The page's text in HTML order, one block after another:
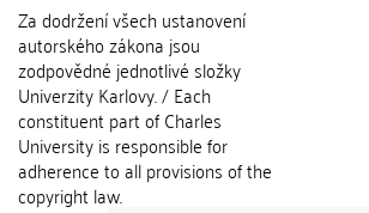
Za dodržení všech ustanovení
autorského zákona jsou
zodpovědné jednotlivé složky
Univerzity Karlovy. / Each
constituent part of Charles
University is responsible for
adherence to all provisions of the
copyright law.